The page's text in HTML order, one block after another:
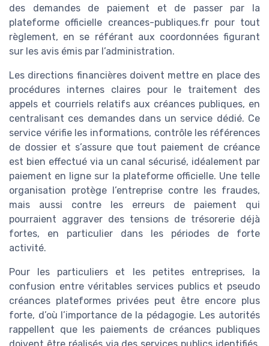
des demandes de paiement et de passer par la
plateforme officielle creances-publiques.fr pour tout
règlement, en se référant aux coordonnées figurant
sur les avis émis par l’administration.
Les directions financières doivent mettre en place des
procédures internes claires pour le traitement des
appels et courriels relatifs aux créances publiques, en
centralisant ces demandes dans un service dédié. Ce
service vérifie les informations, contrôle les références
de dossier et s’assure que tout paiement de créance
est bien effectué via un canal sécurisé, idéalement par
paiement en ligne sur la plateforme officielle. Une telle
organisation protège l’entreprise contre les fraudes,
mais aussi contre les erreurs de paiement qui
pourraient aggraver des tensions de trésorerie déjà
fortes, en particulier dans les périodes de forte
activité.
Pour les particuliers et les petites entreprises, la
confusion entre véritables services publics et pseudo
créances plateformes privées peut être encore plus
forte, d’où l’importance de la pédagogie. Les autorités
rappellent que les paiements de créances publiques